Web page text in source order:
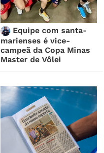
Equipe com santa-
marienses é vice-
campeã da Copa Minas
Master de Vôlei